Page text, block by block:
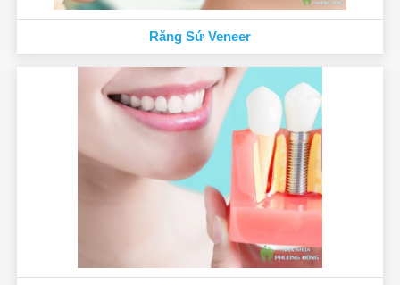
Răng Sứ Veneer